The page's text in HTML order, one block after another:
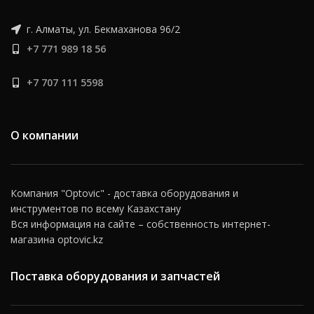
г. Алматы, ул. Бекмаханова 96/2
+7 771 989 18 56
+7 707 111 5598
О компании
Компания "Optovic" - доставка оборудования и
инструментов по всему Казахстану
Вся информация на сайте – собственность интернет-
магазина optovic.kz
Поставка оборудования и запчастей